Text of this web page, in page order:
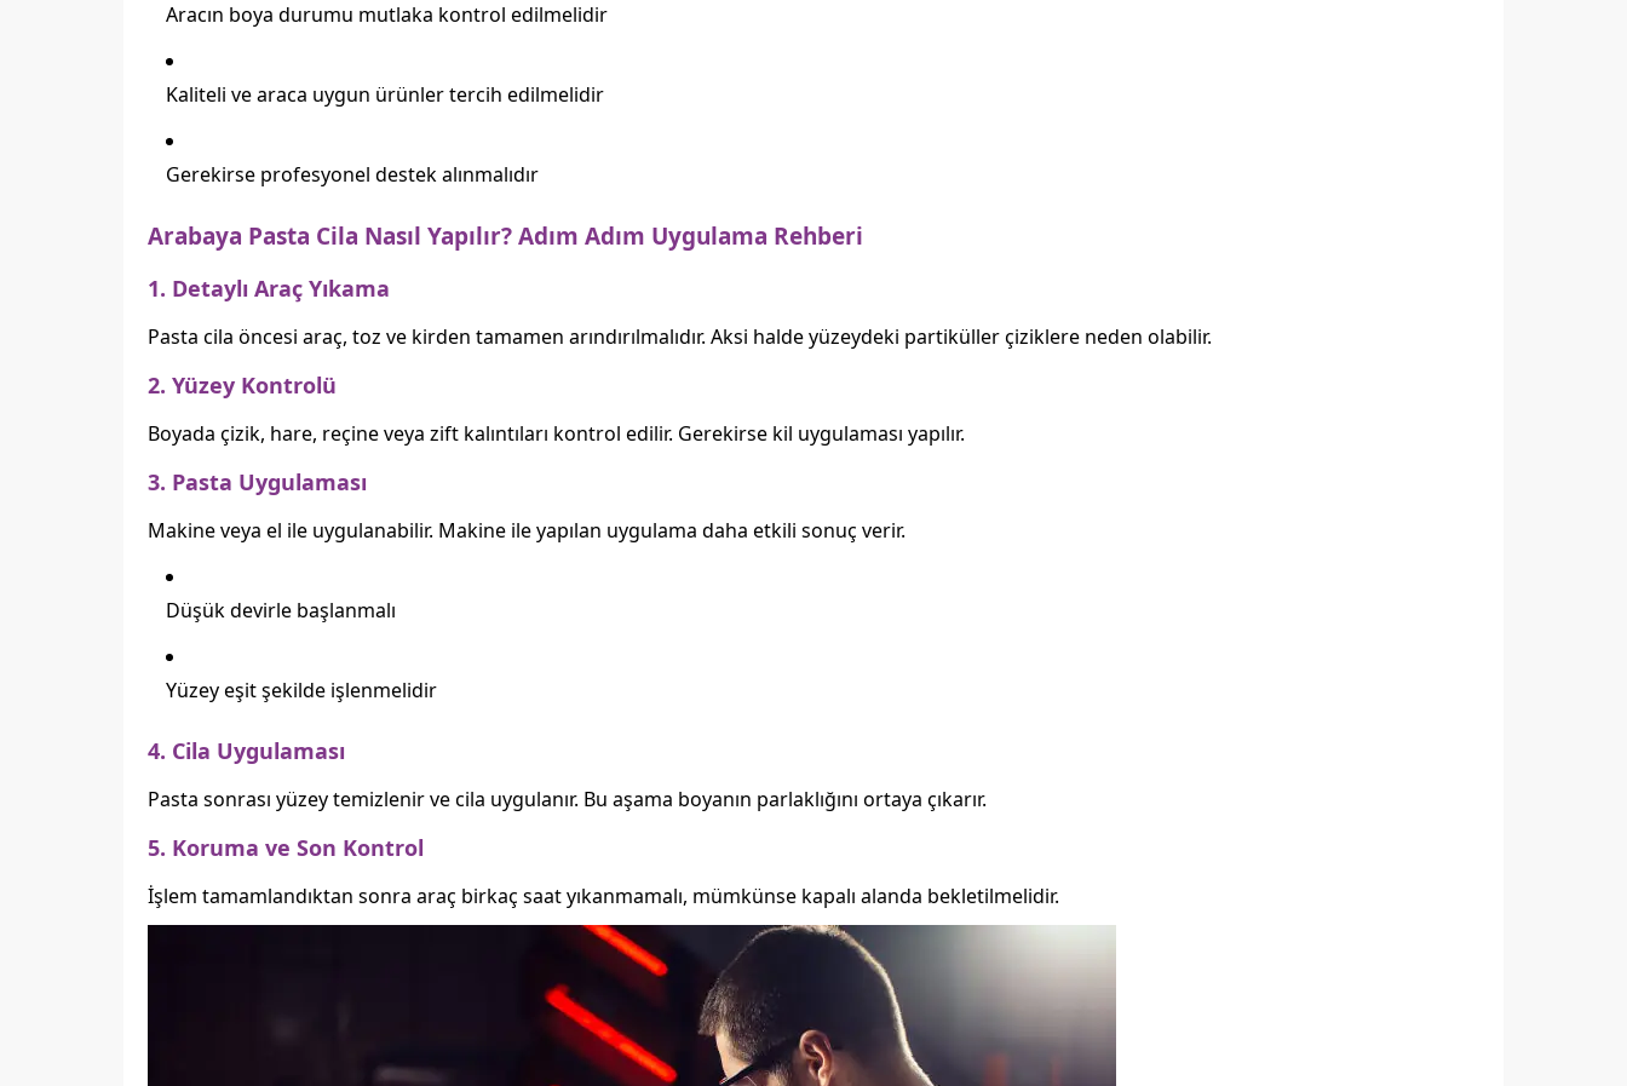
Aracın boya durumu mutlaka kontrol edilmelidir
Kaliteli ve araca uygun ürünler tercih edilmelidir
Gerekirse profesyonel destek alınmalıdır
Arabaya Pasta Cila Nasıl Yapılır? Adım Adım Uygulama Rehberi
1. Detaylı Araç Yıkama
Pasta cila öncesi araç, toz ve kirden tamamen arındırılmalıdır. Aksi halde yüzeydeki partiküller çiziklere neden olabilir.
2. Yüzey Kontrolü
Boyada çizik, hare, reçine veya zift kalıntıları kontrol edilir. Gerekirse kil uygulaması yapılır.
3. Pasta Uygulaması
Makine veya el ile uygulanabilir. Makine ile yapılan uygulama daha etkili sonuç verir.
Düşük devirle başlanmalı
Yüzey eşit şekilde işlenmelidir
4. Cila Uygulaması
Pasta sonrası yüzey temizlenir ve cila uygulanır. Bu aşama boyanın parlaklığını ortaya çıkarır.
5. Koruma ve Son Kontrol
İşlem tamamlandıktan sonra araç birkaç saat yıkanmamalı, mümkünse kapalı alanda bekletilmelidir.